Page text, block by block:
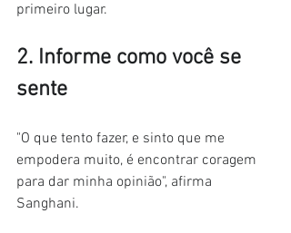
primeiro lugar.
2. Informe como você se
sente
"O que tento fazer, e sinto que me
empodera muito, é encontrar coragem
para dar minha opinião", afirma
Sanghani.